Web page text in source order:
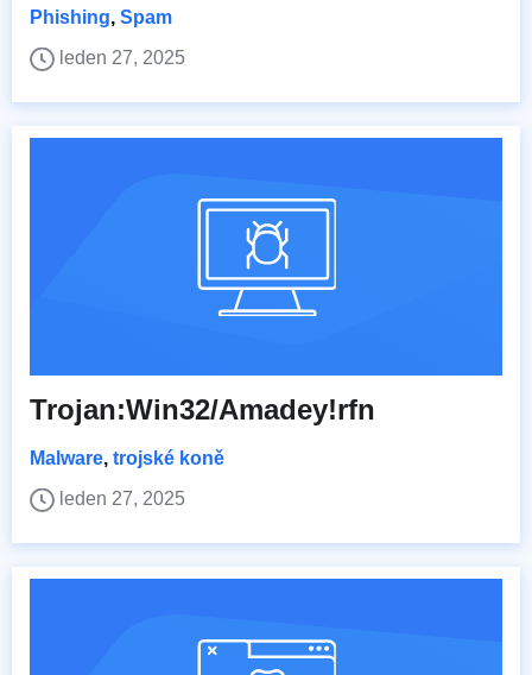
Phishing, Spam
leden 27, 2025
Trojan:Win32/Amadey!rfn
Malware, trojské koně
leden 27, 2025